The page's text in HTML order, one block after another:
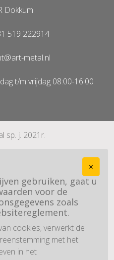
Dokkum
519 222914
metal.nl
t/m vrijdag 08:00-16:00
sp. j. 2021r.
×
gebruiken, gaat u
voor de
zoals
cookies, verwerkt de
met het
in het